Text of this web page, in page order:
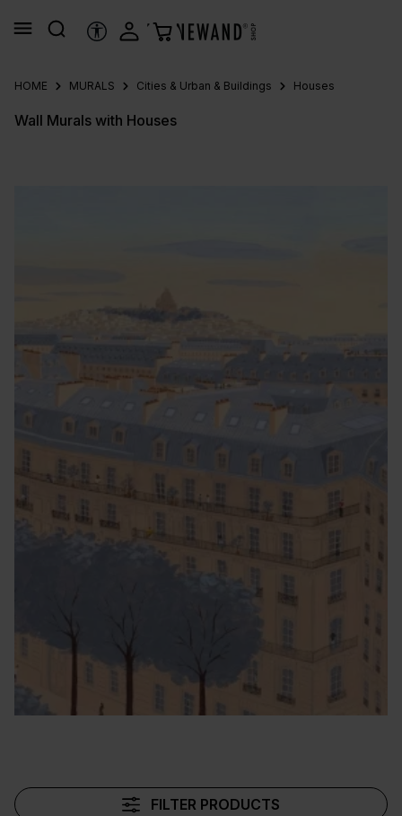
content
ACCESSIBILITY TOOLS
HOME MURALS Cities & Urban & Buildings Houses
Wall Murals with Houses
FILTER PRODUCTS